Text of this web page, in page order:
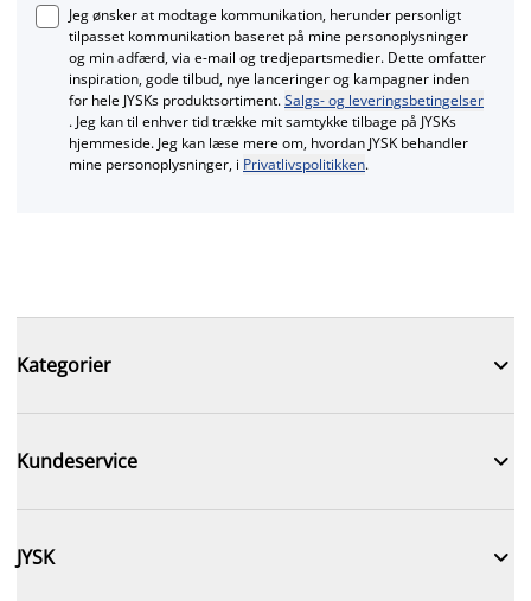
Jeg ønsker at modtage kommunikation, herunder personligt
tilpasset kommunikation baseret på mine personoplysninger
og min adfærd, via e‑mail og tredjepartsmedier. Dette omfatter
inspiration, gode tilbud, nye lanceringer og kampagner inden
for hele JYSKs produktsortiment.Salgs- og leveringsbetingelser
. Jeg kan til enhver tid trække mit samtykke tilbage på JYSKs
hjemmeside. Jeg kan læse mere om, hvordan JYSK behandler
mine personoplysninger, i Privatlivspolitikken.
Kategorier 
Kundeservice 
JYSK 